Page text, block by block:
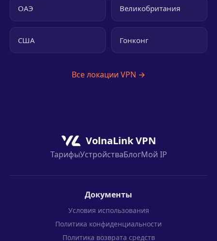
ОАЭ Великобритания
США Гонконг
Все локации VPN →
VolnaLink VPN
ТарифыУстройстваБлогМой IP
Документы
Условия использования
Политика конфиденциальности
Политика возврата средств